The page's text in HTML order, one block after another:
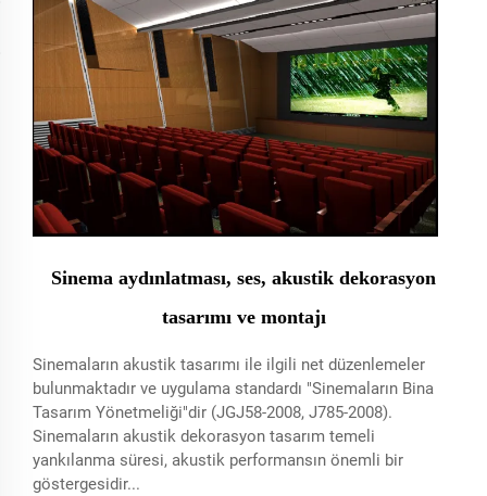
Sinema aydınlatması, ses, akustik dekorasyon
tasarımı ve montajı
Sinemaların akustik tasarımı ile ilgili net düzenlemeler
bulunmaktadır ve uygulama standardı "Sinemaların Bina
Tasarım Yönetmeliği"dir (JGJ58-2008, J785-2008).
Sinemaların akustik dekorasyon tasarım temeli
yankılanma süresi, akustik performansın önemli bir
göstergesidir...